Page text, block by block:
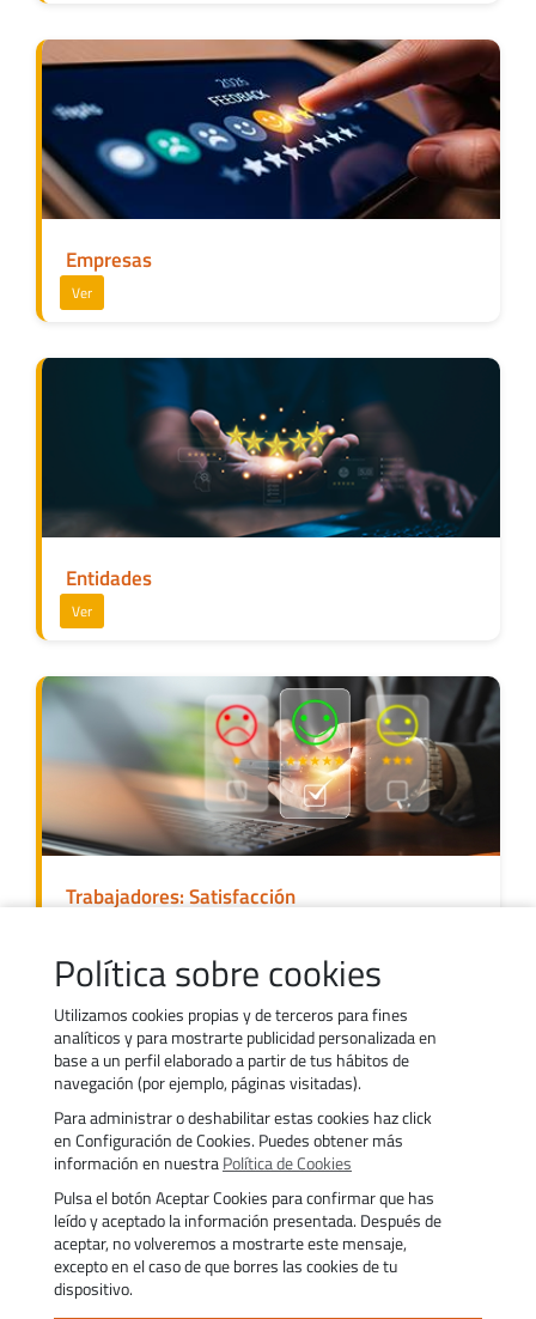
Política sobre cookies
Utilizamos cookies propias y de terceros para fines
analíticos y para mostrarte publicidad personalizada en
base a un perfil elaborado a partir de tus hábitos de
navegación (por ejemplo, páginas visitadas).
Para administrar o deshabilitar estas cookies haz click
en Configuración de Cookies. Puedes obtener más
información en nuestraPolítica de Cookies
Pulsa el botón Aceptar Cookies para confirmar que has
leído y aceptado la información presentada. Después de
aceptar, no volveremos a mostrarte este mensaje,
excepto en el caso de que borres las cookies de tu
dispositivo.
Empresas
Ver
Entidades
Ver
Trabajadores: Satisfacción
Contacto
Política de privacidad
Accesibilidad
Trabaja con nosotros
Aviso legal
Trámites